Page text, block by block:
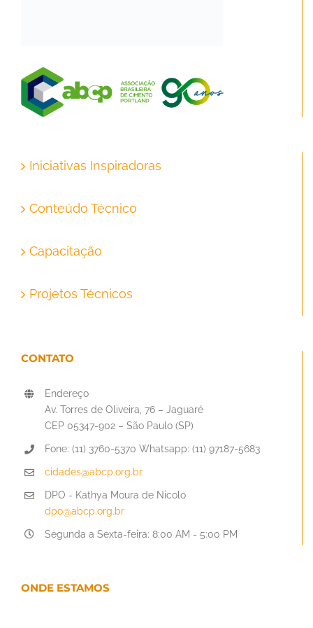
Iniciativas Inspiradoras
Conteúdo Técnico
Capacitação
Projetos Técnicos
CONTATO
Endereço
Av. Torres de Oliveira, 76 – Jaguaré
CEP 05347-902 – São Paulo (SP)
Fone: (11) 3760-5370 Whatsapp: (11) 97187-5683
cidades@abcp.org.br
DPO - Kathya Moura de Nicolo
dpo@abcp.org.br
Segunda a Sexta-feira: 8:00 AM - 5:00 PM
ONDE ESTAMOS